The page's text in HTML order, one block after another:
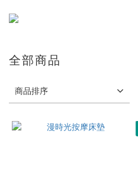
全部商品
商品排序